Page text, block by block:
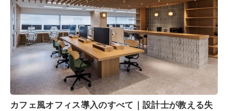
カフェ風オフィス導入のすべて｜設計士が教える失